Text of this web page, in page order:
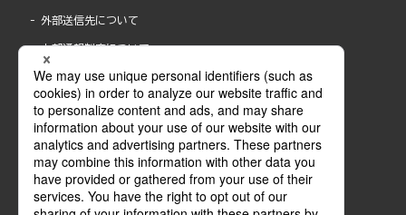
外部送信先について
内部通報制度について